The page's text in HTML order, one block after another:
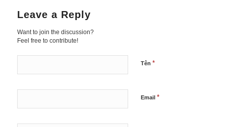
Leave a Reply
Want to join the discussion?
Feel free to contribute!
Tên *
Email *